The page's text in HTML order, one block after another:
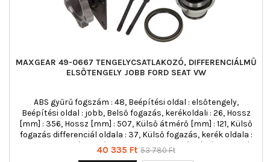
MAXGEAR 49-0667 TENGELYCSATLAKOZÓ, DIFFERENCIÁLMŰ
ELSŐTENGELY JOBB FORD SEAT VW
ABS gyűrű fogszám : 48, Beépítési oldal : elsőtengely,
Beépítési oldal : jobb, Belső fogazás, kerékoldali : 26, Hossz
[mm] : 356, Hossz [mm] : 507, Külső átmérő [mm] : 121, Külső
fogazás differenciál oldala : 37, Külső fogazás, kerék oldala :
26, Külső fogazás, kerék oldala : 38, Sebességváltó fajta : Kézi
kapcsolású váltó
Ár
40 335 Ft Normál
53 780 Ft